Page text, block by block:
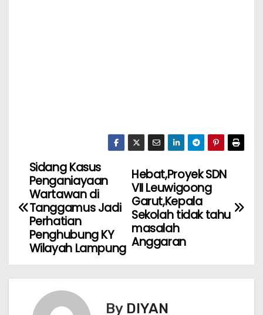
Hebat,Proyek SDN
VII Leuwigoong
Garut,Kepala
Sekolah tidak tahu
masalah
Anggaran
Sidang Kasus
Penganiayaan
Wartawan di
Tanggamus Jadi
Perhatian
Penghubung KY
Wilayah Lampung
By DIYAN